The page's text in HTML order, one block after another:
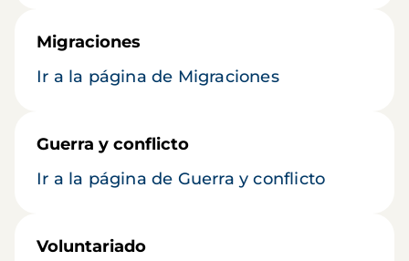
Migraciones
Ir a la página de Migraciones
Guerra y conflicto
Ir a la página de Guerra y conflicto
Voluntariado